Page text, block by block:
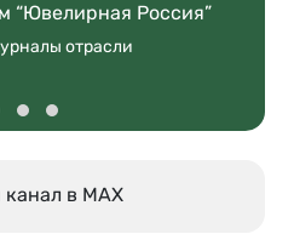
“Ювелирная Россия”
отрасли
в МАХ